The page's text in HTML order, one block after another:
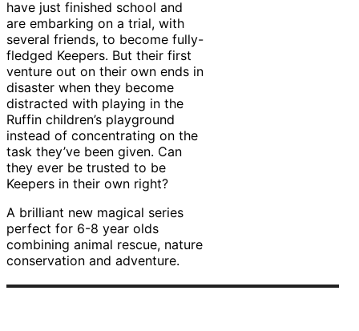
have just finished school and
are embarking on a trial, with
several friends, to become fully-
fledged Keepers. But their first
venture out on their own ends in
disaster when they become
distracted with playing in the
Ruffin children’s playground
instead of concentrating on the
task they’ve been given. Can
they ever be trusted to be
Keepers in their own right?
A brilliant new magical series
perfect for 6-8 year olds
combining animal rescue, nature
conservation and adventure.